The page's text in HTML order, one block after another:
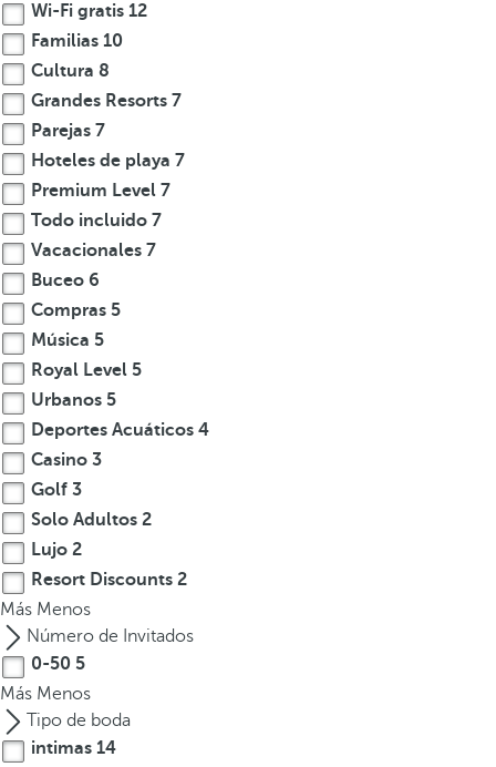
Wi-Fi gratis 12
Familias 10
Cultura 8
Grandes Resorts 7
Parejas 7
Hoteles de playa 7
Premium Level 7
Todo incluido 7
Vacacionales 7
Buceo 6
Compras 5
Música 5
Royal Level 5
Urbanos 5
Deportes Acuáticos 4
Casino 3
Golf 3
Solo Adultos 2
Lujo 2
Resort Discounts 2
Más Menos
Número de Invitados
0-50 5
Más Menos
Tipo de boda
intimas 14